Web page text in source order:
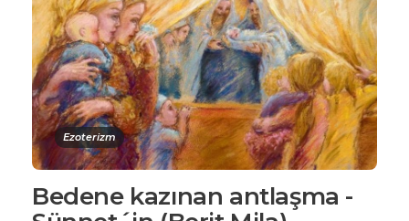
Ezoterizm
Bedene kazınan antlaşma -